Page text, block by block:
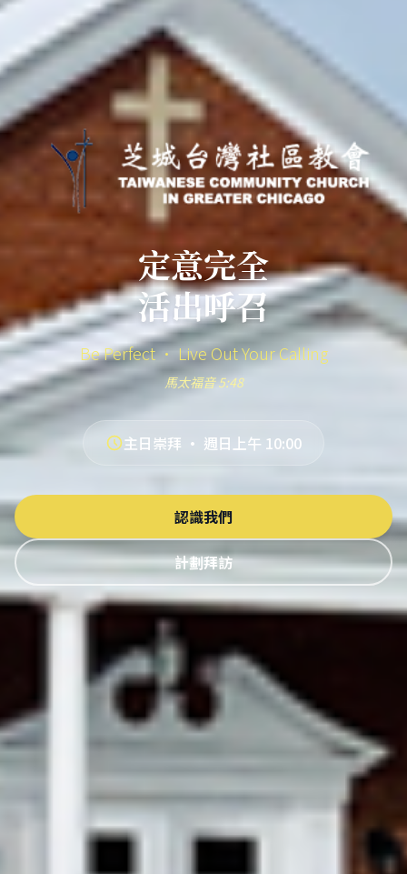
定意完全
活出呼召
Be Perfect · Live Out Your Calling
馬太福音 5:48
主日崇拜 · 週日上午 10:00
認識我們
計劃拜訪